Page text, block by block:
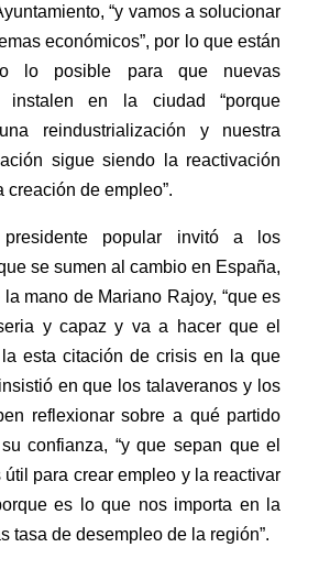
“y vamos a solucionar
económicos”, por lo que están
lo posible para que nuevas
instalen en la ciudad “porque
reindustrialización y nuestra
sigue siendo la reactivación
creación de empleo”.
popular invitó a los
se sumen al cambio en España,
mano de Mariano Rajoy, “que es
y capaz y va a hacer que el
esta citación de crisis en la que
en que los talaveranos y los
reflexionar sobre a qué partido
confianza, “y que sepan que el
para crear empleo y la reactivar
es lo que nos importa en la
tasa de desempleo de la región”.